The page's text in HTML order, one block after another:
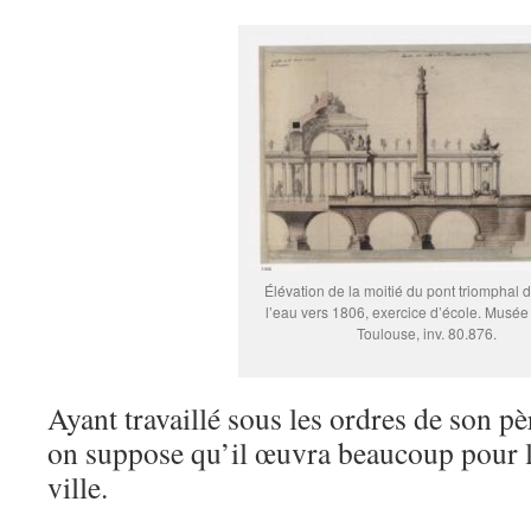
Élévation de la moitié du pont triomphal
l’eau vers 1806, exercice d’école.
Toulouse, inv. 80.876.
Ayant travaillé sous les ordres de son
on suppose qu’il œuvra beaucoup pour
ville.